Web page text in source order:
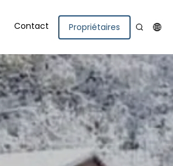
Contact Propriétaires